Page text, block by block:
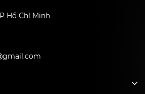
Hồ Chí Minh